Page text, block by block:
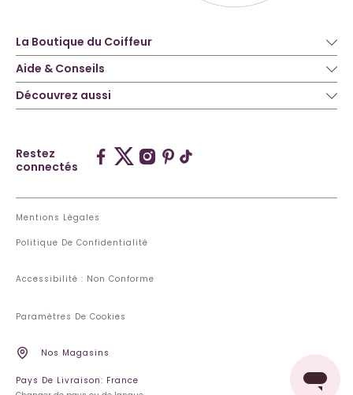
La Boutique du Coiffeur
Aide & Conseils
Découvrez aussi
Restez
connectés
Mentions Légales
Politique De Confidentialité
Accessibilité : Non Conforme
Paramètres De Cookies
Nos Magasins
Pays De Livraison: France